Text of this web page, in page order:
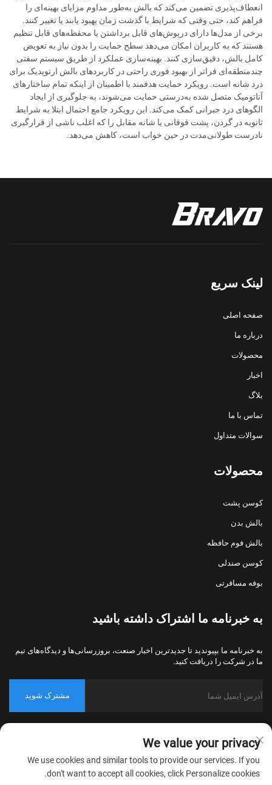
انعطاف‌پذیری تضمین می‌کند که بالش به‌طور مداوم مزایای بهینه‌ای را
فراهم کند، حتی وقتی که شرایط با گذشت زمان بهبود یابند یا تغییر کنند.
برخی از مدل‌ها دارای درپوش‌های قابل برداشتن یا محفظه‌های قابل تنظیم
هستند که به کاربران امکان می‌دهد سطح حمایت را بدون نیاز به تعویض
کامل بالش، دقیق‌سازی کنند. بهینه‌سازی عملکرد از طریق سیستم سفتی
چندمنطقه‌ای فراتر از بهبود فوری راحتی در کاربردهای بالش ارتوپدیک برای
درد شانه است. رویکرد حمایت هدفمند با اطمینان از اینکه تمام ساختارهای
آناتومیک متصل شده به‌درستی حمایت می‌شوند، به جلوگیری از ایجاد
الگوهای درد جبرانی کمک می‌کند. این رویکرد جامع احتمال ابتلا به شرایط
ثانویه در گردن، پشت فوقانی یا شانه مقابل را که اغلب ناشی از قرارگیری
نادرست طولانی‌مدت در حین خواب است، کاهش می‌دهد.
لینک سریع
صفحه اصلی
درباره ما
محصولات
اخبار
بلاگ
تماس با ما
سوالات متداول
محصولات
کوسن پشت
بالش بدن
بالش فوم حافظه
کوسن صندلی
بوفه مسافرتی
به خبرنامه ما اشتراک داشته باشید
به خبرنامه ما بپیوندید تا جدیدترین اخبار صنعت، بروزرسانی‌ها و دیدگاه‌های تیم
ما در شرکت را دریافت کنید.
مشترک شوید
حقوق محفوظ است.
سیاست حریم خصوصی
We value your privacy
We use cookies and similar tools to provide our services. If you
don't want to accept all cookies, click Personalize cookies.